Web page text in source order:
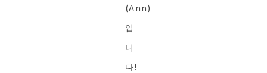
(Ann)
입
니
다!